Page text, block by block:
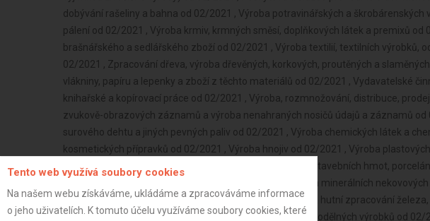
Tento web využívá soubory cookies
Na našem webu získáváme, ukládáme a zpracováváme informace
o jeho uživatelích. K tomuto účelu využíváme soubory cookies, které